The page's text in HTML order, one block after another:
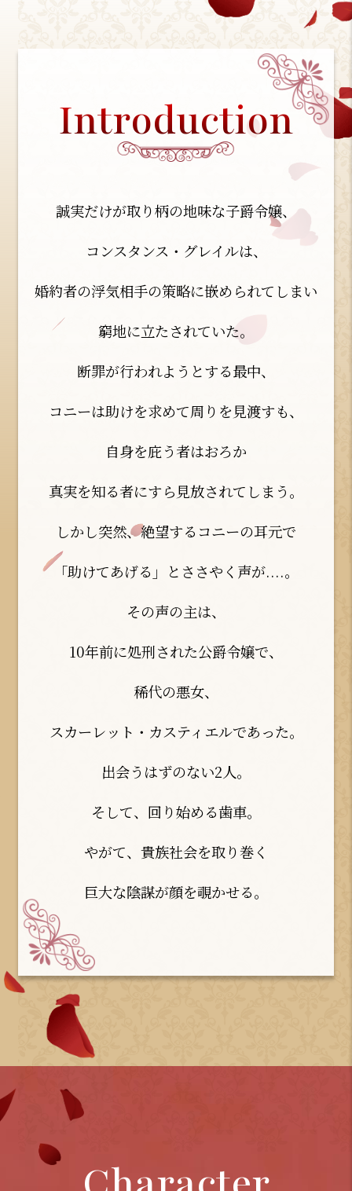
Introduction
誠実だけが取り柄の地味な子爵令嬢、
コンスタンス・グレイルは、
婚約者の浮気相手の策略に嵌められてしまい
窮地に立たされていた。
断罪が行われようとする最中、
コニーは助けを求めて周りを見渡すも、
自身を庇う者はおろか
真実を知る者にすら見放されてしまう。
しかし突然、絶望するコニーの耳元で
「助けてあげる」とささやく声が....。
その声の主は、
10年前に処刑された公爵令嬢で、
稀代の悪女、
スカーレット・カスティエルであった。
出会うはずのない2人。
そして、回り始める歯車。
やがて、貴族社会を取り巻く
巨大な陰謀が顔を覗かせる――。